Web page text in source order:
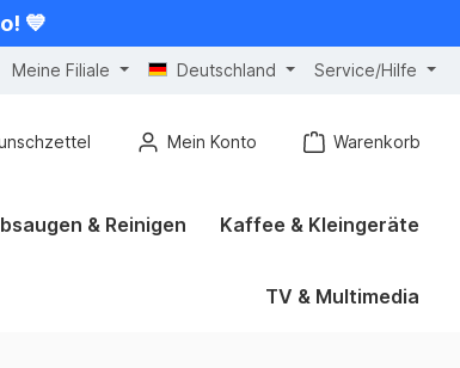
💙
Meine Filiale Deutschland Service/Hilfe
Mein Konto Warenkorb
& Reinigen Kaffee & Kleingeräte
TV & Multimedia